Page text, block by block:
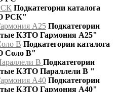
Подкатегории каталога
РСК"
А25 Подкатегории
КЗТО Гармония А25"
В Подкатегории каталога
Соло В"
В Подкатегории
КЗТО Параллели В "
А40 Подкатегории
КЗТО Гармония А40"